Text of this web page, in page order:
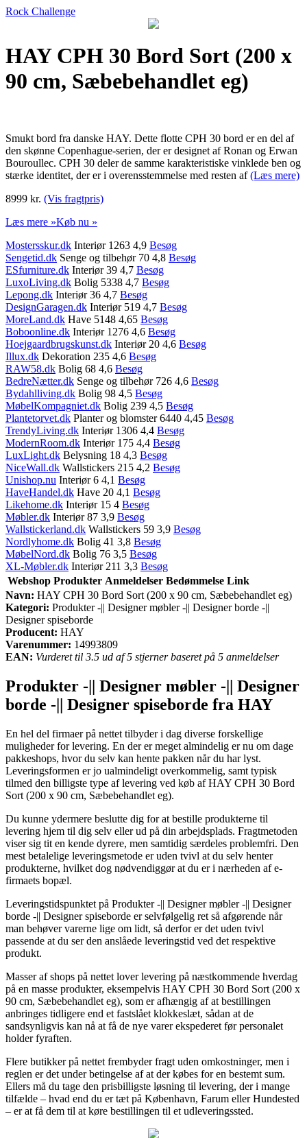
Rock Challenge
HAY CPH 30 Bord Sort (200 x
90 cm, Sæbebehandlet eg)
Smukt bord fra danske HAY. Dette flotte CPH 30 bord er en del af
den skønne Copenhague-serien, der er designet af Ronan og Erwan
Bouroullec. CPH 30 deler de samme karakteristiske vinklede ben og
stærke identitet, der er i overensstemmelse med resten af(Læs mere)
8999 kr. (Vis fragtpris)
Læs mere »Køb nu »
Mostersskur.dk Interiør 1263 4,9 Besøg
Sengetid.dk Senge og tilbehør 70 4,8 Besøg
ESfurniture.dk Interiør 39 4,7 Besøg
LuxoLiving.dk Bolig 5338 4,7 Besøg
Lepong.dk Interiør 36 4,7 Besøg
DesignGaragen.dk Interiør 519 4,7 Besøg
MoreLand.dk Have 5148 4,65 Besøg
Boboonline.dk Interiør 1276 4,6 Besøg
Hoejgaardbrugskunst.dk Interiør 20 4,6 Besøg
Illux.dk Dekoration 235 4,6 Besøg
RAW58.dk Bolig 68 4,6 Besøg
BedreNætter.dk Senge og tilbehør 726 4,6 Besøg
Bydahlliving.dk Bolig 98 4,5 Besøg
MøbelKompagniet.dk Bolig 239 4,5 Besøg
Plantetorvet.dk Planter og blomster 6440 4,45 Besøg
TrendyLiving.dk Interiør 1306 4,4 Besøg
ModernRoom.dk Interiør 175 4,4 Besøg
LuxLight.dk Belysning 18 4,3 Besøg
NiceWall.dk Wallstickers 215 4,2 Besøg
Unishop.nu Interiør 6 4,1 Besøg
HaveHandel.dk Have 20 4,1 Besøg
Likehome.dk Interiør 15 4 Besøg
Møbler.dk Interiør 87 3,9 Besøg
Wallstickerland.dk Wallstickers 59 3,9 Besøg
Nordlyhome.dk Bolig 41 3,8 Besøg
MøbelNord.dk Bolig 76 3,5 Besøg
XL-Møbler.dk Interiør 211 3,3 Besøg
Webshop Produkter Anmeldelser Bedømmelse Link
Navn: HAY CPH 30 Bord Sort (200 x 90 cm, Sæbebehandlet eg)
Kategori: Produkter -|| Designer møbler -|| Designer borde -||
Designer spiseborde
Producent: HAY
Varenummer: 14993809
EAN: Vurderet til 3.5 ud af 5 stjerner baseret på 5 anmeldelser
Produkter -|| Designer møbler -|| Designer
borde -|| Designer spiseborde fra HAY
En hel del firmaer på nettet tilbyder i dag diverse forskellige
muligheder for levering. En der er meget almindelig er nu om dage
pakkeshops, hvor du selv kan hente pakken når du har lyst.
Leveringsformen er jo ualmindeligt overkommelig, samt typisk
tilmed den billigste type af levering ved køb af HAY CPH 30 Bord
Sort (200 x 90 cm, Sæbebehandlet eg).
Du kunne ydermere beslutte dig for at bestille produkterne til
levering hjem til dig selv eller ud på din arbejdsplads. Fragtmetoden
viser sig tit en kende dyrere, men samtidig særdeles problemfri. Den
mest betalelige leveringsmetode er uden tvivl at du selv henter
produkterne, hvilket dog nødvendiggør at du er i nærheden af e-
firmaets bopæl.
Leveringstidspunktet på Produkter -|| Designer møbler -|| Designer
borde -|| Designer spiseborde er selvfølgelig ret så afgørende når
man behøver varerne lige om lidt, så derfor er det uden tvivl
passende at du ser den anslåede leveringstid ved det respektive
produkt.
Masser af shops på nettet lover levering på næstkommende hverdag
på en masse produkter, eksempelvis HAY CPH 30 Bord Sort (200 x
90 cm, Sæbebehandlet eg), som er afhængig af at bestillingen
anbringes tidligere end et fastslået klokkeslæt, sådan at de
sandsynligvis kan nå at få de nye varer ekspederet før personalet
holder fyraften.
Flere butikker på nettet frembyder fragt uden omkostninger, men i
reglen er det under betingelse af at der købes for en bestemt sum.
Ellers må du tage den prisbilligste løsning til levering, der i mange
tilfælde – hvad end du er tæt på København, Farum eller Hundested
– er at få dem til at køre bestillingen til et udleveringssted.